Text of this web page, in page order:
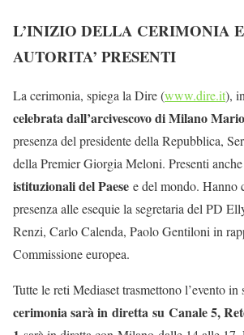
L’INIZIO DELLA CERIMONIA
AUTORITA’ PRESENTI
La cerimonia, spiega la Dire (www.dire.it),
celebrata dall’arcivescovo di Milano
presenza del presidente della Repubblica,
della Premier Giorgia Meloni. Presenti
istituzionali del Paese e del mondo. Hanno
presenza alle esequie la segretaria del PD
Renzi, Carlo Calenda, Paolo Gentiloni in
Commissione europea.
Tutte le reti Mediaset trasmettono l’evento in
cerimonia sarà in diretta su Canale 5,